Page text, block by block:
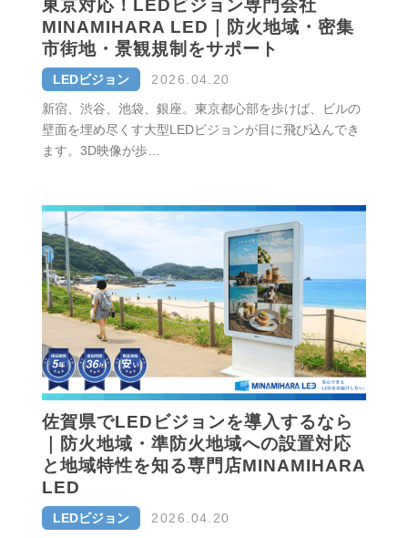
東京対応！LEDビジョン専門会社
MINAMIHARA LED｜防火地域・密集
市街地・景観規制をサポート
LEDビジョン
2026.04.20
新宿、渋谷、池袋、銀座。東京都心部を歩けば、ビルの
壁面を埋め尽くす大型LEDビジョンが目に飛び込んでき
ます。3D映像が歩…
佐賀県でLEDビジョンを導入するなら
｜防火地域・準防火地域への設置対応
と地域特性を知る専門店MINAMIHARA
LED
LEDビジョン
2026.04.20